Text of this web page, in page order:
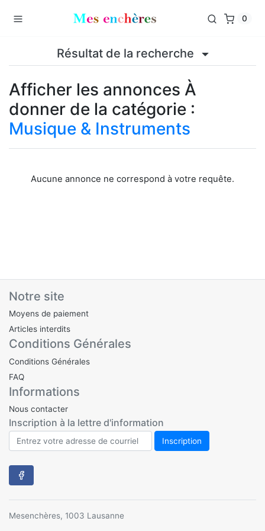
0
Résultat de la recherche
Afficher les annonces À
donner de la catégorie :
Musique & Instruments
Aucune annonce ne correspond à votre requête.
Notre site
Moyens de paiement
Articles interdits
Conditions Générales
Conditions Générales
FAQ
Informations
Nous contacter
Inscription à la lettre d'information
Mesenchères, 1003 Lausanne